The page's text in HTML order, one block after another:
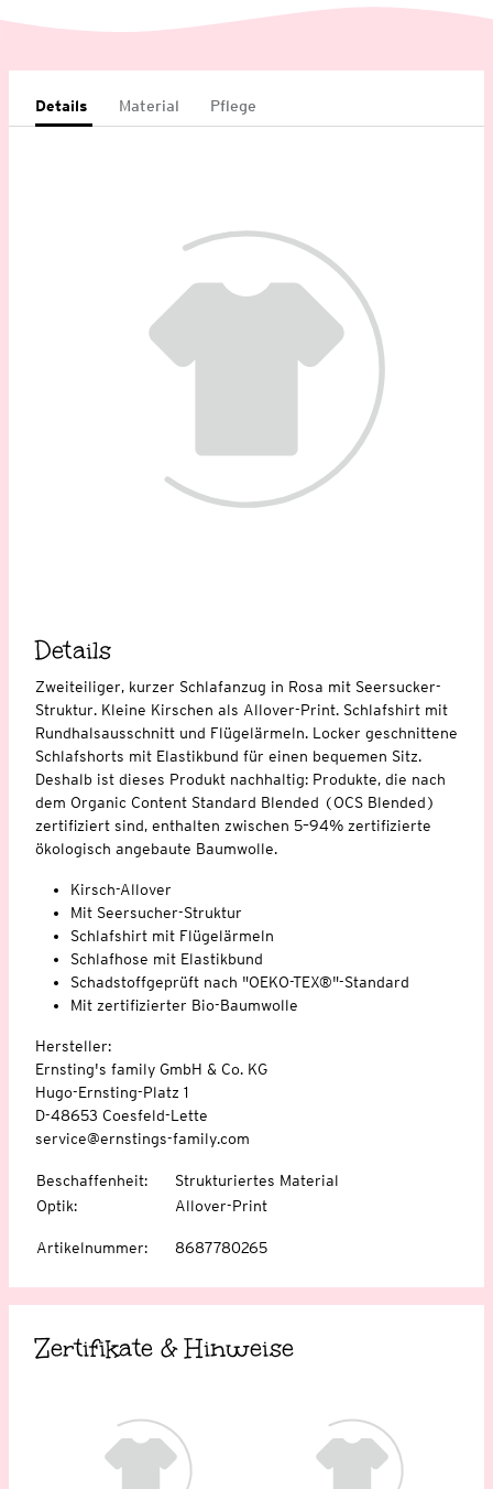
Details Material Pflege
Details
Zweiteiliger, kurzer Schlafanzug in Rosa mit Seersucker-
Struktur. Kleine Kirschen als Allover-Print. Schlafshirt mit
Rundhalsausschnitt und Flügelärmeln. Locker geschnittene
Schlafshorts mit Elastikbund für einen bequemen Sitz.
Deshalb ist dieses Produkt nachhaltig: Produkte, die nach
dem Organic Content Standard Blended (OCS Blended)
zertifiziert sind, enthalten zwischen 5–94% zertifizierte
ökologisch angebaute Baumwolle.
Kirsch-Allover
Mit Seersucher-Struktur
Schlafshirt mit Flügelärmeln
Schlafhose mit Elastikbund
Schadstoffgeprüft nach "OEKO-TEX®"-Standard
Mit zertifizierter Bio-Baumwolle
Hersteller:
Ernsting's family GmbH & Co. KG
Hugo-Ernsting-Platz 1
D-48653 Coesfeld-Lette
service@ernstings-family.com
Beschaffenheit:
Strukturiertes Material
Optik: Allover-Print
Artikelnummer: 8687780265
Zertifikate & Hinweise